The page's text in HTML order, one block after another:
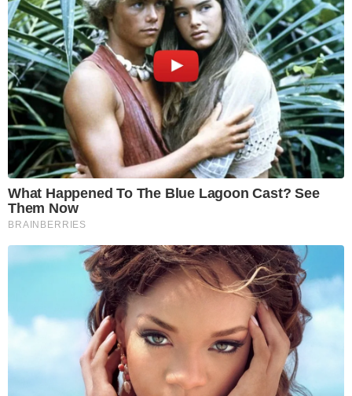
What Happened To The Blue Lagoon Cast? See
Them Now
BRAINBERRIES